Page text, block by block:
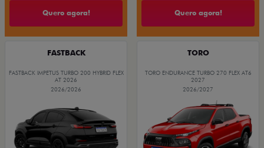
Quero agora! Quero agora!
FASTBACK
FASTBACK IMPETUS TURBO 200 HYBRID FLEX
AT 2026
2026/2026
TORO
TORO ENDURANCE TURBO 270 FLEX AT6
2027
2026/2027